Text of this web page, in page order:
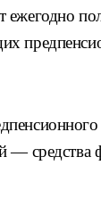
средства